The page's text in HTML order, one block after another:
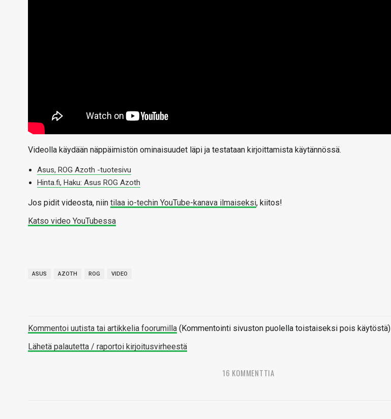
Videolla käydään näppäimistön ominaisuudet läpi ja testataan kirjoittamista käytännössä.
Asus, ROG Azoth -tuotesivu
Hinta.fi, Haku: Asus ROG Azoth
Jos pidit videosta, niin tilaa io-techin YouTube-kanava ilmaiseksi, kiitos!
Katso video YouTubessa
ASUS AZOTH ROG VIDEO
Kommentoi uutista tai artikkelia foorumilla (Kommentointi sivuston puolella toistaiseksi pois käytöstä)
Lähetä palautetta / raportoi kirjoitusvirheestä
16 KOMMENTTIA